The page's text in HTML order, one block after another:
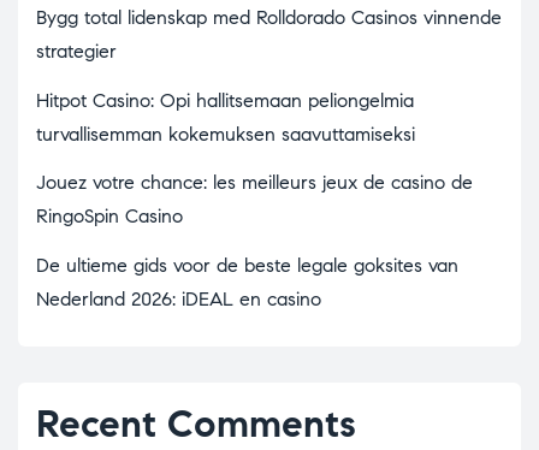
Bygg total lidenskap med Rolldorado Casinos vinnende
strategier
Hitpot Casino: Opi hallitsemaan peliongelmia
turvallisemman kokemuksen saavuttamiseksi
Jouez votre chance: les meilleurs jeux de casino de
RingoSpin Casino
De ultieme gids voor de beste legale goksites van
Nederland 2026: iDEAL en casino
Recent Comments